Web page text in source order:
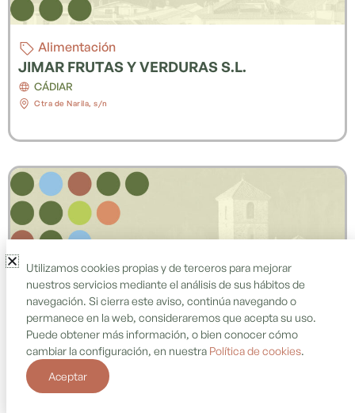
Alimentación
JIMAR FRUTAS Y VERDURAS S.L.
CÁDIAR
Ctra de Narila, s/n
Alimentación
HERBOLARIO
CÁDIAR
Utilizamos cookies propias y de terceros para mejorar
nuestros servicios mediante el análisis de sus hábitos de
navegación. Si cierra este aviso, continúa navegando o
permanece en la web, consideraremos que acepta su uso.
Puede obtener más información, o bien conocer cómo
cambiar la configuración, en nuestra Política de cookies.
Aceptar